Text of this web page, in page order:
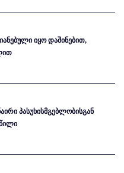
იყო დაშინებით,
პასუხისმგებლობისგან